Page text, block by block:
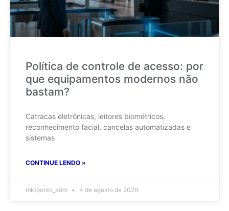
Política de controle de acesso: por
que equipamentos modernos não
bastam?
Catracas eletrônicas, leitores biométricos,
reconhecimento facial, cancelas automatizadas e
sistemas
CONTINUE LENDO »
mktponto_adm 4 de agosto de 2026